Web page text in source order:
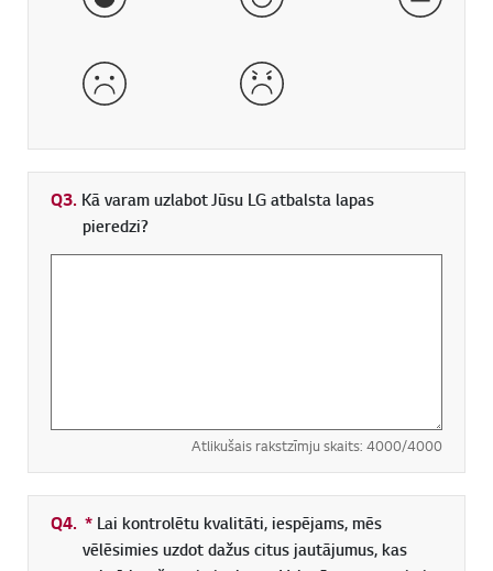
slikts ļoti slikts
Q3. Kā varam uzlabot Jūsu LG atbalsta lapas
pieredzi?
Atlikušais rakstzīmju skaits: 4000/4000
Q4. * Obligāti aizpildāms lauks
Lai kontrolētu kvalitāti, iespējams, mēs
vēlēsimies uzdot dažus citus jautājumus, kas